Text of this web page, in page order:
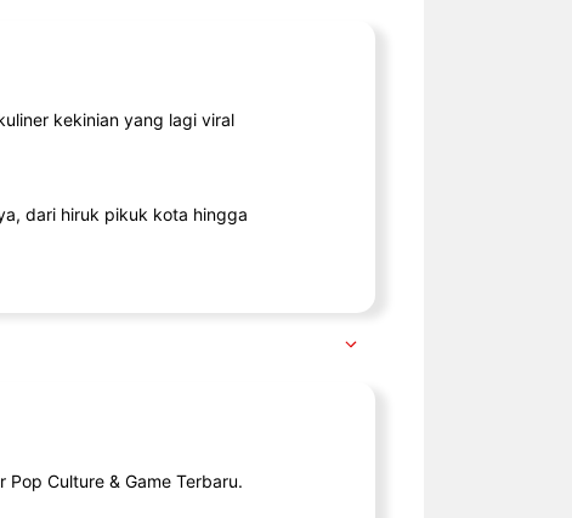
kekinian yang lagi viral
dari hiruk pikuk kota hingga
Pop Culture & Game Terbaru.